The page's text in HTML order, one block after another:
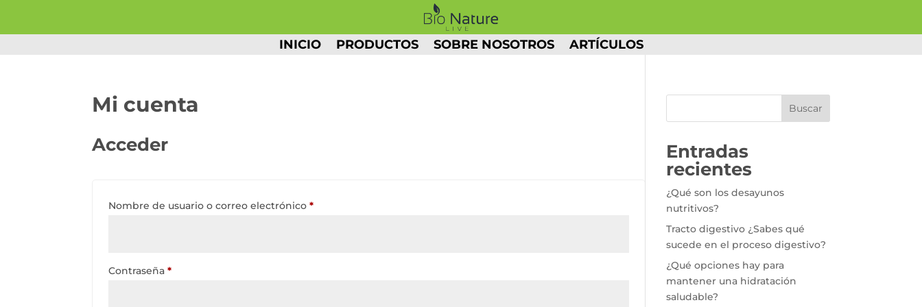
INICIO PRODUCTOS SOBRE NOSOTROS ARTÍCULOS
Mi cuenta
Acceder
Nombre de usuario o correo electrónico*Obligatorio
Contraseña*Obligatorio
Buscar
Entradas
recientes
¿Qué son los desayunos
nutritivos?
Tracto digestivo ¿Sabes qué
sucede en el proceso digestivo?
¿Qué opciones hay para
mantener una hidratación
saludable?